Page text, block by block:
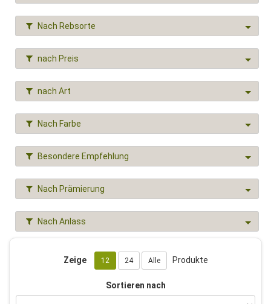
Nach Rebsorte
nach Preis
nach Art
Nach Farbe
Besondere Empfehlung
Nach Prämierung
Nach Anlass
Zeige 12 24 Alle Produkte
Sortieren nach